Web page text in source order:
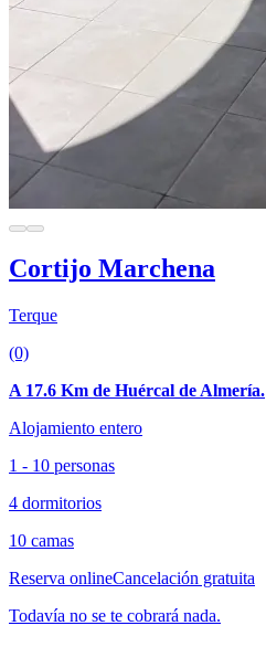
Cortijo Marchena
Terque
(0)
A 17.6 Km de Huércal de Almería.
Alojamiento entero
1 - 10 personas
4 dormitorios
10 camas
Reserva onlineCancelación gratuita
Todavía no se te cobrará nada.